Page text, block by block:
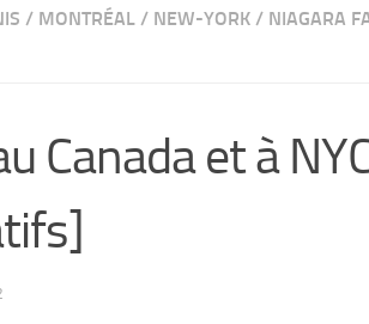
/ MONTRÉAL / NEW-YORK / NIAGARA
Canada et à